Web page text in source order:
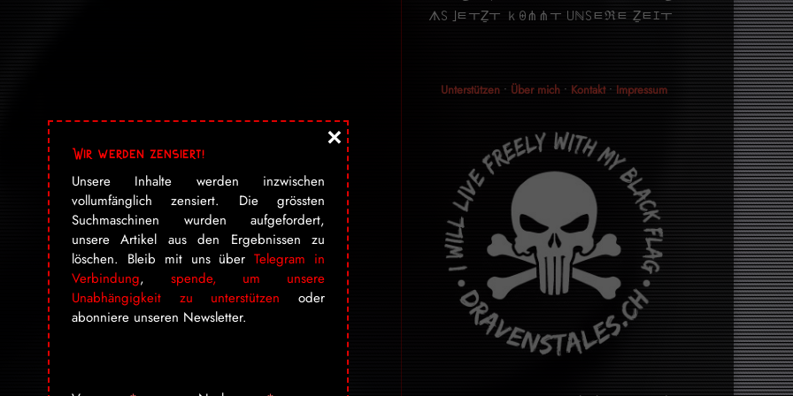
ᗑ꒚ ｣ﾼￓẔￓ ｋꑙ⋔⋔ￓ ꒤ℕ꒚ﾼℜﾼ Ẕﾼｴￓ
Unterstützen• Über mich• Kontakt• Impressum
Wir werden zensiert!
Unsere Inhalte werden inzwischen
vollumfänglich zensiert. Die grössten
Suchmaschinen wurden aufgefordert,
unsere Artikel aus den Ergebnissen zu
löschen. Bleib mit uns überTelegram in
Verbindung, spende, um unsere
Unabhängigkeit zu unterstützen oder
abonniere unseren Newsletter.
×